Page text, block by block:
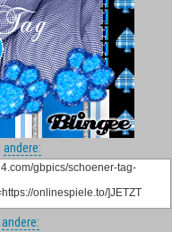
andere:
andere: